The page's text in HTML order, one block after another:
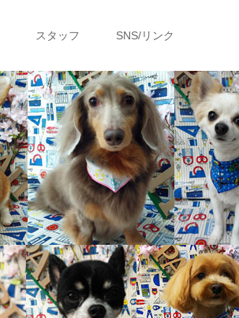
スタッフ SNS/リンク